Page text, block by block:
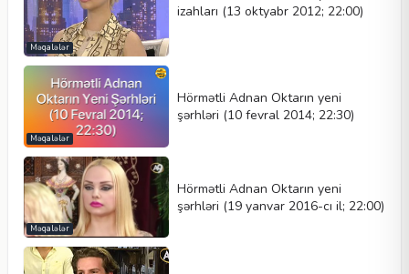
Məqalələr
izahları (13 oktyabr 2012; 22:00)
Məqalələr
Hörmətli Adnan Oktarın yeni
şərhləri (10 fevral 2014; 22:30)
Məqalələr
Hörmətli Adnan Oktarın yeni
şərhləri (19 yanvar 2016-cı il; 22:00)